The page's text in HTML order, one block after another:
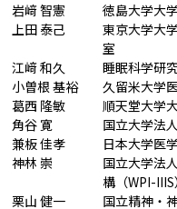
岩﨑 智憲
徳島大学大
上田 泰己
東京大学大
室
江﨑 和久
睡眠科学研
小曽根 基裕
久留米大学
葛西 隆敏
順天堂大学
角谷 寛
国立大学法
兼板 佳孝
日本大学医
神林 崇
国立大学法
構（WPI-IIIS
栗山 健一
国立精神・